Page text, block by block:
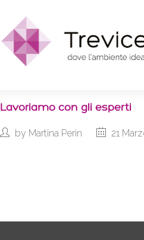
Lavoriamo con gli esperti
by Martina Perin 21